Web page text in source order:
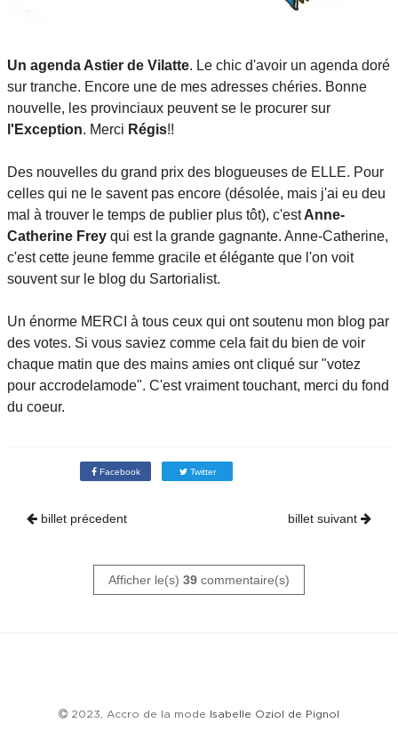
Un agenda Astier de Vilatte. Le chic d'avoir un agenda doré
sur tranche. Encore une de mes adresses chéries. Bonne
nouvelle, les provinciaux peuvent se le procurer sur
l'Exception. Merci Régis!!
Des nouvelles du grand prix des blogueuses de ELLE. Pour
celles qui ne le savent pas encore (désolée, mais j'ai eu deu
mal à trouver le temps de publier plus tôt), c'estAnne-
Catherine Frey qui est la grande gagnante. Anne-Catherine,
c'est cette jeune femme gracile et élégante que l'on voit
souvent sur le blog du Sartorialist.
Un énorme MERCI à tous ceux qui ont soutenu mon blog par
des votes. Si vous saviez comme cela fait du bien de voir
chaque matin que des mains amies ont cliqué sur "votez
pour accrodelamode". C'est vraiment touchant, merci du fond
du coeur.
Facebook Twitter
billet précedent billet suivant
Afficher le(s) 39commentaire(s)
2023, Accro de la mode Isabelle Oziol de Pignol